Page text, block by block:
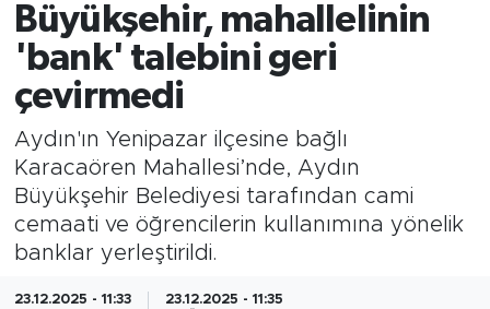
Büyükşehir, mahallelinin
'bank' talebini geri
çevirmedi
Aydın'ın Yenipazar ilçesine bağlı
Karacaören Mahallesi’nde, Aydın
Büyükşehir Belediyesi tarafından cami
cemaati ve öğrencilerin kullanımına yönelik
banklar yerleştirildi.
23.12.2025 - 11:33 23.12.2025 - 11:35